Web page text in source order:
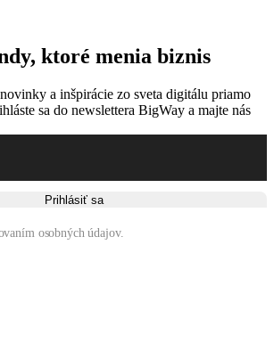
ktoré menia biznis
a inšpirácie zo sveta digitálu priamo
sa do newslettera BigWay a majte nás
Prihlásiť sa
osobných údajov.